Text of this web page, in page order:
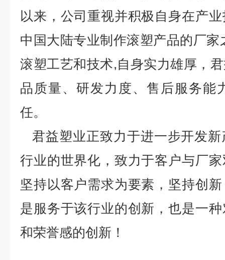
以来，公司重视并积极自身在产
中国大陆专业制作滚塑产品的厂
滚塑工艺和技术,自身实力雄厚，
品质量、研发力度、售后服务能
任。
君益塑业正致力于进一步开发
行业的世界化，致力于客户与厂
坚持以客户需求为要素，坚持创
是服务于该行业的创新，也是一
和荣誉感的创新！